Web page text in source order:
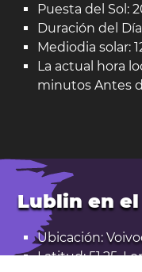
Puesta del Sol:
Duración del
Mediodia solar:
La actual hora
minutos Antes
Lublin en el
Ubicación:
Latitud: 51,25.